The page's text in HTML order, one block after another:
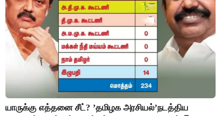
யாருக்கு எத்தனை சீட்? ’தமிழக அரசியல்’நடத்திய